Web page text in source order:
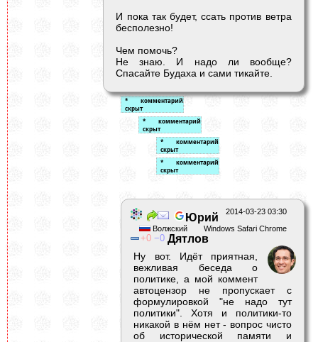
И пока так будет, ссать против ветра
бесполезно!
Чем помочь?
Не знаю. И надо ли вообще?
Спасайте Будаха и сами тикайте.
2014-03-23 03:30
Windows Safari Chrome
Волжский
0 0
Юрий
Дятлов
Ну вот. Идёт приятная,
вежливая беседа о
политике, а мой коммент
автоцензор не пропускает с
формулировкой "не надо тут
политики". Хотя и политики-то
никакой в нём нет - вопрос чисто
об исторической памяти и